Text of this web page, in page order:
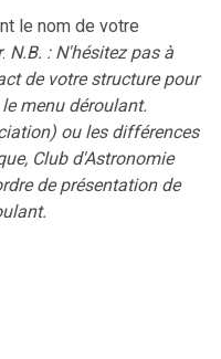
le nom de votre
. N.B. : N'hésitez pas à
de votre structure pour
menu déroulant.
ou les différences
Club d'Astronomie
de présentation de